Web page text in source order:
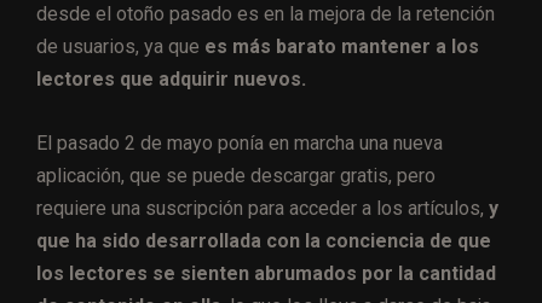
desde el otoño pasado es en la mejora de la retención
de usuarios, ya que es más barato mantener a los
lectores que adquirir nuevos.
El pasado 2 de mayo ponía en marcha una nueva
aplicación, que se puede descargar gratis, pero
requiere una suscripción para acceder a los artículos, y
que ha sido desarrollada con la conciencia de que
los lectores se sienten abrumados por la cantidad